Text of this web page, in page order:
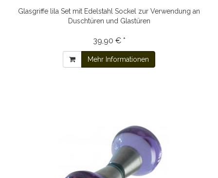
Glasgriffe lila Set mit Edelstahl Sockel zur Verwendung an
Duschtüren und Glastüren
39,90 € *
Mehr Informationen